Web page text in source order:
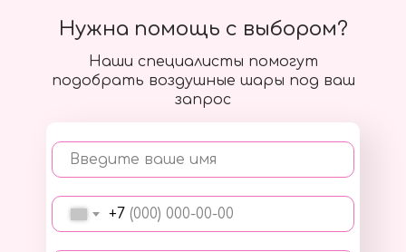
Наши специалисты помогут
подобрать воздушные шары под ваш
запрос
Введите ваше имя
+7
Нужна помощь с выбором?